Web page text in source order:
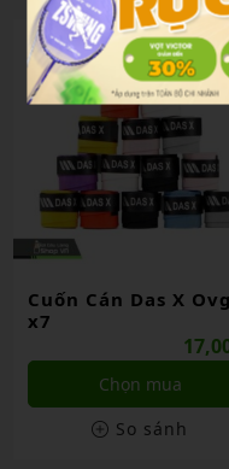
Cuốn Cán Das X
x7
Chọn mua
So sánh